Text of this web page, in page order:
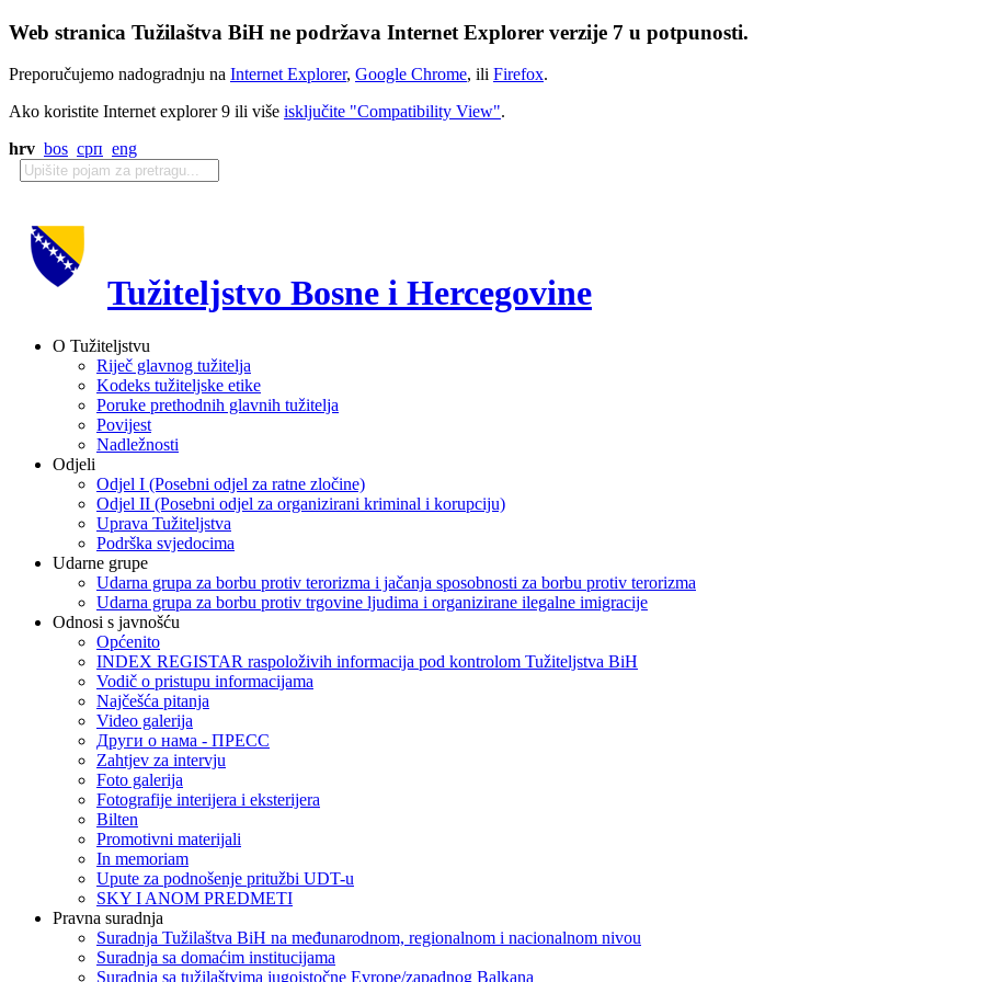
Web stranica Tužilaštva BiH ne podržava Internet Explorer verzije 7 u potpunosti.
Preporučujemo nadogradnju na Internet Explorer, Google Chrome, ili Firefox.
Ako koristite Internet explorer 9 ili više isključite "Compatibility View".
hrv bos срп eng
Tužiteljstvo Bosne i Hercegovine
O Tužiteljstvu
Riječ glavnog tužitelja
Kodeks tužiteljske etike
Poruke prethodnih glavnih tužitelja
Povijest
Nadležnosti
Odjeli
Odjel I (Posebni odjel za ratne zločine)
Odjel II (Posebni odjel za organizirani kriminal i korupciju)
Uprava Tužiteljstva
Podrška svjedocima
Udarne grupe
Udarna grupa za borbu protiv terorizma i jačanja sposobnosti za borbu protiv terorizma
Udarna grupa za borbu protiv trgovine ljudima i organizirane ilegalne imigracije
Odnosi s javnošću
Općenito
INDEX REGISTAR raspoloživih informacija pod kontrolom Tužiteljstva BiH
Vodič o pristupu informacijama
Najčešća pitanja
Video galerija
Други о нама - ПРЕСC
Zahtjev za intervju
Foto galerija
Fotografije interijera i eksterijera
Bilten
Promotivni materijali
In memoriam
Upute za podnošenje pritužbi UDT-u
SKY I ANOM PREDMETI
Pravna suradnja
Suradnja Tužilaštva BiH na međunarodnom, regionalnom i nacionalnom nivou
Suradnja sa domaćim institucijama
Suradnja sa tužilaštvima jugoistočne Evrope/zapadnog Balkana